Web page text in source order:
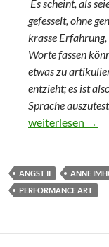
Es scheint, als
gefesselt, ohne
krasse
Worte fassen
etwas zu
entzieht; es ist
Sprache
weiterlesen →
ANGST II ANNE
PERFORMANCE ART